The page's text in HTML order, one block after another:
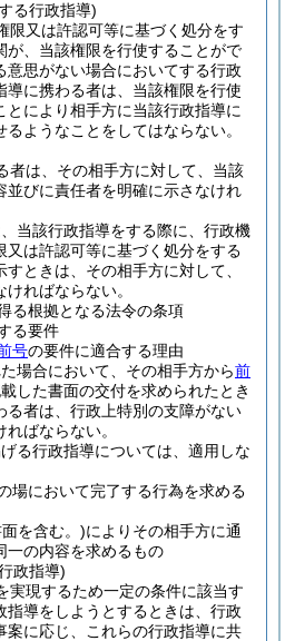
る行政指導)
限又は許認可等に基づく処分をす
が、当該権限を行使することがで
意思がない場合においてする行政
導に携わる者は、当該権限を行使
とにより相手方に当該行政指導に
ようなことをしてはならない。
者は、その相手方に対して、当該
並びに責任者を明確に示さなけれ
当該行政指導をする際に、行政機
又は許認可等に基づく処分をする
ときは、その相手方に対して、
ればならない。
る根拠となる法令の条項
る要件
号の要件に適合する理由
場合において、その相手方から前
した書面の交付を求められたとき
る者は、行政上特別の支障がない
ばならない。
る行政指導については、適用しな
場において完了する行為を求める
を含む。)によりその相手方に通
一の内容を求めるもの
政指導)
実現するため一定の条件に該当す
指導をしようとするときは、行政
案に応じ、これらの行政指導に共